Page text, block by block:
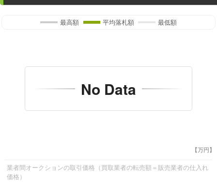
最高額 平均落札額 最低額
No Data
【万円】
業者間オークションの取引価格（買取業者の転売額＝販売業者の仕入れ
価格）